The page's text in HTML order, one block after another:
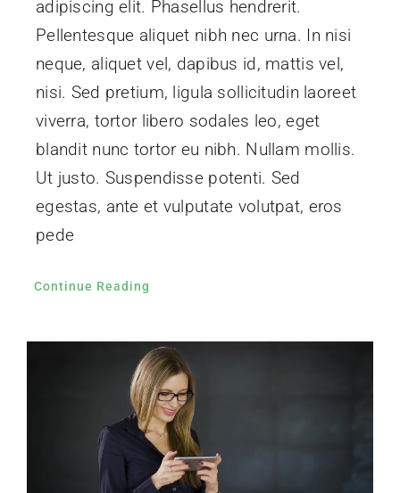
adipiscing elit. Phasellus hendrerit.
Pellentesque aliquet nibh nec urna. In nisi
neque, aliquet vel, dapibus id, mattis vel,
nisi. Sed pretium, ligula sollicitudin laoreet
viverra, tortor libero sodales leo, eget
blandit nunc tortor eu nibh. Nullam mollis.
Ut justo. Suspendisse potenti. Sed
egestas, ante et vulputate volutpat, eros
pede
Continue Reading